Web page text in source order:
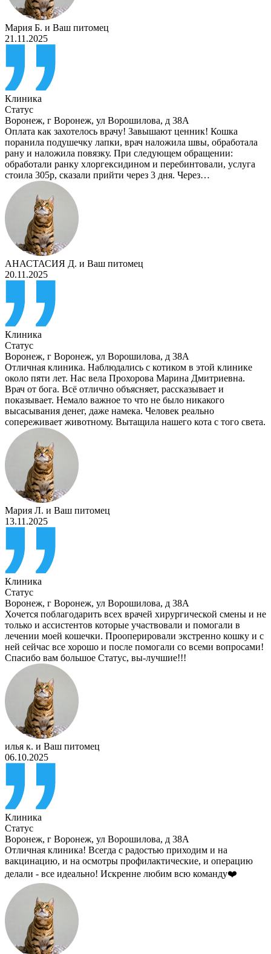
Мария Б. и Ваш питомец
21.11.2025
Клиника
Статус
Воронеж, г Воронеж, ул Ворошилова, д 38А
Оплата как захотелось врачу! Завышают ценник! Кошка
поранила подушечку лапки, врач наложила швы, обработала
рану и наложила повязку. При следующем обращении:
обработали ранку хлоргексидином и перебинтовали, услуга
стоила 305р, сказали прийти через 3 дня. Через…
АНАСТАСИЯ Д. и Ваш питомец
20.11.2025
Клиника
Статус
Воронеж, г Воронеж, ул Ворошилова, д 38А
Отличная клиника. Наблюдались с котиком в этой клинике
около пяти лет. Нас вела Прохорова Марина Дмитриевна.
Врач от бога. Всё отлично объясняет, рассказывает и
показывает. Немало важное то что не было никакого
высасывания денег, даже намека. Человек реально
сопереживает животному. Вытащила нашего кота с того света.
Мария Л. и Ваш питомец
13.11.2025
Клиника
Статус
Воронеж, г Воронеж, ул Ворошилова, д 38А
Хочется поблагодарить всех врачей хирургической смены и не
только и ассистентов которые участвовали и помогали в
лечении моей кошечки. Прооперировали экстренно кошку и с
ней сейчас все хорошо и после помогали со всеми вопросами!
Спасибо вам большое Статус, вы-лучшие!!!
илья к. и Ваш питомец
06.10.2025
Клиника
Статус
Воронеж, г Воронеж, ул Ворошилова, д 38А
Отличная клиника! Всегда с радостью приходим и на
вакцинацию, и на осмотры профилактические, и операцию
делали - все идеально! Искренне любим всю команду❤️